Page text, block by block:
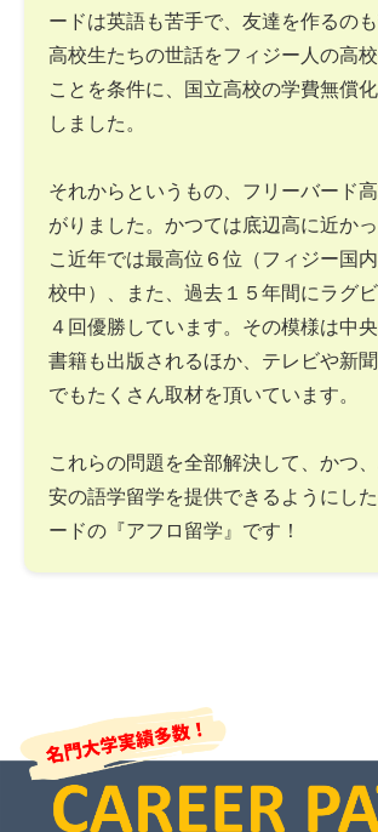
ードは英語も苦手で、友達を作るの
高校生たちの世話をフィジー人の高
ことを条件に、国立高校の学費無償
しました。
それからというもの、フリーバード
がりました。かつては底辺高に近か
こ近年では最高位６位（フィジー国
校中）、また、過去１５年間にラグ
４回優勝しています。その模様は中
書籍も出版されるほか、テレビや新
でもたくさん取材を頂いています。
これらの問題を全部解決して、かつ
安の語学留学を提供できるようにし
ードの『アフロ留学』です！